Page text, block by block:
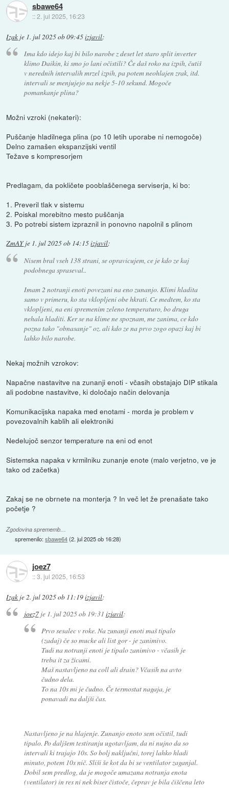
sbawe64
::2. jul 2025, 16:23
Izak je 1. jul 2025 ob 09:45izjavil:
Ima kdo idejo kaj bi bilo narobe z deset let staro split inverter
klimo Daikin, ki smo jo lani očistili? Če daš roko na izpih, čutiš
v nerednih intervalih mrzel izpih, pa potem neohlajen zrak, itd.
intervali se menjujejo na nekje 5-10 sekund. Mogoče
pomankanje plina?
Možni vzroki (nekateri):
Puščanje hladilnega plina (po 10 letih uporabe ni nemogoče)
Delno zamašen ekspanzijski ventil
Težave s kompresorjem
Predlagam, da pokličete pooblaščenega serviserja, ki bo:
1. Preveril tlak v sistemu
2. Poiskal morebitno mesto puščanja
3. Po potrebi sistem izpraznil in ponovno napolnil s plinom
ZmAYje 1. jul 2025 ob 14:15izjavil:
Nisem bral vseh 138 strani, se opravicujem, ce je kdo ze kaj
podobnega spraseval..
Imam 2 notranji enoti povezani na eno zunanjo. Klimi hladita
samo v primeru, ko sta vklopljeni obe hkrati. Ce medtem, ko sta
vklopljeni, na eni spremenim zeleno temperaturo, bo druga
nehala hladiti. Ker se na klime ne spoznam, me zanima, ce kdo
pozna tako "obnasanje" oz. ali kdo ze na prvo zogo opazi kaj bi
lahko bilo narobe.
Nekaj možnih vzrokov:
Napačne nastavitve na zunanji enoti - včasih obstajajo DIP stikala
ali podobne nastavitve, ki določajo način delovanja
Komunikacijska napaka med enotami - morda je problem v
povezovalnih kablih ali elektroniki
Nedelujoč senzor temperature na eni od enot
Sistemska napaka v krmilniku zunanje enote (malo verjetno, ve je
tako od začetka)
Zakaj se ne obrnete na monterja ? In več let že prenašate tako
početje ?
Zgodovina sprememb…
spremenilo:sbawe64(2. jul 2025 ob 16:28)
joez7
::3. jul 2025, 16:53
Izak je2. jul 2025 ob 11:19izjavil:
joez7je 1. jul 2025 ob 19:31 izjavil:
Prvo sesalec v roke. Na zunanji enoti maš tipalo
(zadaj) če so mucke ali list gor - je zanimivo.
Tudi na notranji enoti je tipalo zanimivo - včasih je
treba it za žicami.
Maš nastavljeno na coll ali drain? Včasih na avto
čudno dela.
To na 10s mi je čudno. Če termostat nagaja, je
ponavadi na daljši čas.
Nastavljeno je na hlajenje. Zunanjo enoto sem očistil, tudi
tipalo. Po daljšem testiranju ugotavljam, da ni nujno da so
intervali ki trajajo 10s. So bolj naključni, torej lahko hladi
minuto, potem 10s nič. Sliši še kot da bi se ventilator zaganjal.
Dobil sem predlog, da je mogoče umazana notranja enota
(ventilator) in res ni nek biser čistoče, čeprav je bila čiščena leto